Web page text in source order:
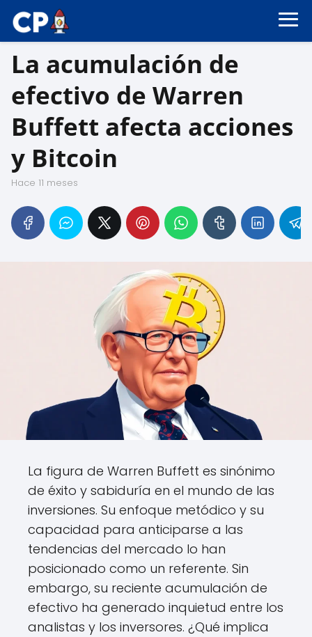
La acumulación de
efectivo de Warren
Buffett afecta acciones
y Bitcoin
hace 11 meses
La figura de Warren Buffett es sinónimo
de éxito y sabiduría en el mundo de las
inversiones. Su enfoque metódico y su
capacidad para anticiparse a las
tendencias del mercado lo han
posicionado como un referente. Sin
embargo, su reciente acumulación de
efectivo ha generado inquietud entre los
analistas y los inversores. ¿Qué implica